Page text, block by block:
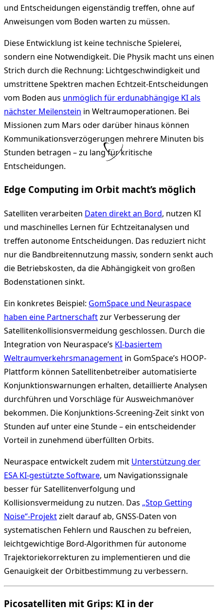
und Entscheidungen eigenständig treffen, ohne auf
Anweisungen vom Boden warten zu müssen.
Diese Entwicklung ist keine technische Spielerei,
sondern eine Notwendigkeit. Die Physik macht uns einen
Strich durch die Rechnung: Lichtgeschwindigkeit und
umstrittene Spektren machen Echtzeit-Entscheidungen
vom Boden aus unmöglich für erdunabhängige KI als
nächster Meilenstein in Weltraumoperationen. Bei
Missionen zum Mars oder darüber hinaus können
Kommunikationsverzögerungen mehrere Minuten bis
Stunden betragen – zu lang für kritische
Entscheidungen.
Edge Computing im Orbit macht’s möglich
Satelliten verarbeiten Daten direkt an Bord, nutzen KI
und maschinelles Lernen für Echtzeitanalysen und
treffen autonome Entscheidungen. Das reduziert nicht
nur die Bandbreitennutzung massiv, sondern senkt auch
die Betriebskosten, da die Abhängigkeit von großen
Bodenstationen sinkt.
Ein konkretes Beispiel: GomSpace und Neuraspace
haben eine Partnerschaftzur Verbesserung der
Satellitenkollisionsvermeidung geschlossen. Durch die
Integration von Neuraspace’s KI-basiertem
Weltraumverkehrsmanagement in GomSpace’s HOOP-
Plattform können Satellitenbetreiber automatisierte
Konjunktionswarnungen erhalten, detaillierte Analysen
durchführen und Vorschläge für Ausweichmanöver
bekommen. Die Konjunktions-Screening-Zeit sinkt von
Stunden auf unter eine Stunde – ein entscheidender
Vorteil in zunehmend überfüllten Orbits.
Neuraspace entwickelt zudem mit Unterstützung der
ESA KI-gestützte Software, um Navigationssignale
besser für Satellitenverfolgung und
Kollisionsvermeidung zu nutzen. Das „Stop Getting
Noise“-Projektzielt darauf ab, GNSS-Daten von
systematischen Fehlern und Rauschen zu befreien,
leichtgewichtige Bord-Algorithmen für autonome
Trajektoriekorrekturen zu implementieren und die
Genauigkeit der Orbitbestimmung zu verbessern.
Picosatelliten mit Grips: KI in der